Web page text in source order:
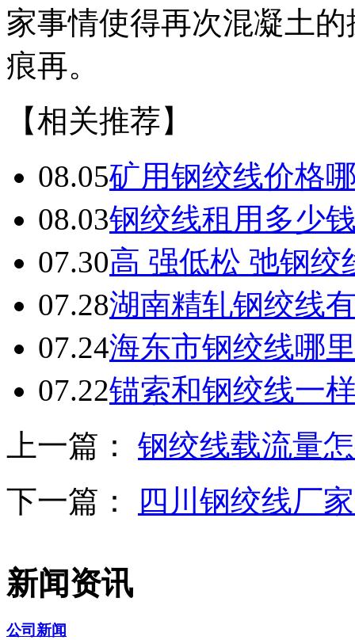
家事情使得再次混凝土
痕再。
【相关推荐】
08.05矿用钢绞线价格
08.03钢绞线租用多少
07.30高 强低松 弛钢绞
07.28湖南精轧钢绞线
07.24海东市钢绞线哪
07.22锚索和钢绞线一
上一篇： 钢绞线载流量
下一篇：
四川钢绞线厂
新闻资讯
公司新闻